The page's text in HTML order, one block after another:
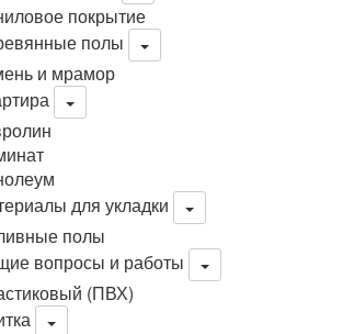
покрытие
полы
и мрамор
для укладки
полы
вопросы и работы
(ПВХ)